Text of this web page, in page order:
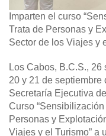
Imparten el curso
Trata de Personas y
Sector de los Viajes y
Los Cabos, B.C.S., 26
20 y 21 de
Secretaría Ejecutiva
Curso
Personas y
Viajes y el Turismo” a